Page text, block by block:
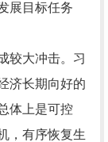
展目标任务
较大冲击。习
济长期向好的
体上是可控
，有序恢复生